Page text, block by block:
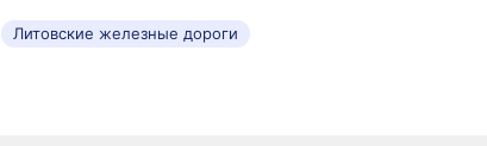
Литовские железные дороги